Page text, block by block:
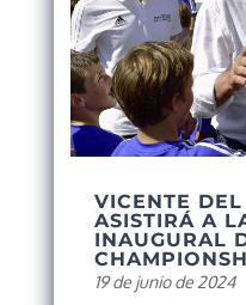
VICENTE
ASISTIRÁ A
INAUGURAL
19 de junio de 2024